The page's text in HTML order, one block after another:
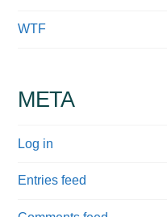
WTF
META
Log in
Entries feed